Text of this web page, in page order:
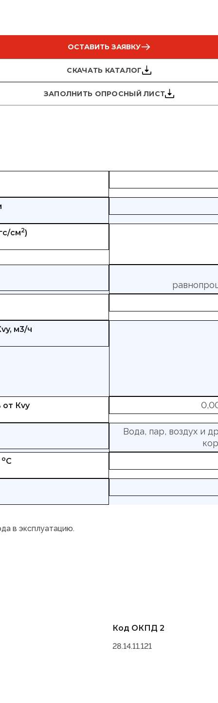
ОСТАВИТЬ ЗАЯВКУ
СКАЧАТЬ КАТАЛОГ
ЗАПОЛНИТЬ ОПРОСНЫЙ ЛИСТ
см2)
м3/ч
от Кvy
Вода, пар, воздух и
оС
в эксплуатацию.
Код ОКПД 2
28.14.11.121